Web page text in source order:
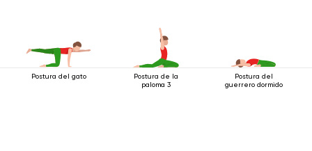
Postura del gato
Postura de la
paloma 3
Postura del
guerrero dormido